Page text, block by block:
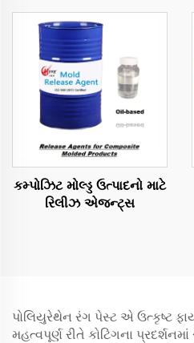
કમ્પોઝિટ મોલ્ડ્ડ ઉત્પાદનો માટે
રિલીઝ એજન્ટ્સ
પોલિયુરેથેન રંગ પેસ્ટ એ ઉત્કૃષ્ટ
મહત્વપૂર્ણ રીતે કોટિંગના